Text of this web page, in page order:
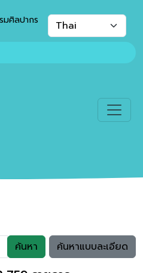
มศิลปากร
ค้นหา ค้นหาแบบละเอียด